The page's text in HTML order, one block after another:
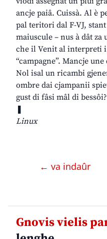
ancje paiâ. Cuissà. Al è
pal teritori dal F-VJ,
maiuscule – nus à dât
che il Venit al interpreti
“campagne”. Mancje
Nol isal un ricambi
ombre dai cjampanii
gust di fâsi mâl di
Linux
← va indaûr
Gnovis vielis